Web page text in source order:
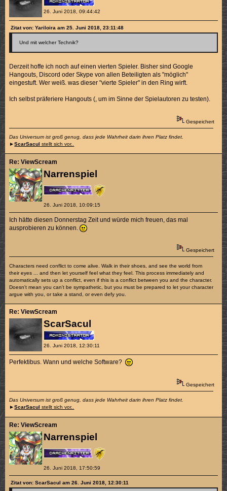
26. Juni 2018, 09:44:42
Zitat von: Yariloira am 25. Juni 2018, 23:11:48
Und mit welcher Technik?
Derzeit hoffe ich noch auf einen vierten Spieler. Bisher sind Google
Hangouts, Discord oder Skype von allen Beteiligten als "möglich"
eingestuft. Wer weiß. was dieser "vierte Spieler" in den Ring wirft.
Ich selbst präferiere Hangouts (, um im Sinne der Spielautoren zu testen).
Gespeichert
Das Universum ist groß genug, dass jede Wahrheit darin ihren Platz findet.
►ScarSacul stellt sich vor..
Narrenspiel
26. Juni 2018, 10:09:15
Re: ViewScream
Ich hätte diesen Donnerstag Zeit und würde mich freuen, das mal
ausprobieren zu können.
Gespeichert
Characters need conflict to come alive. Walk in their shoes, and see the world from
their eyes ... and then let yourself feel what they feel. This process immediately and
automatically sets up a conflict, even if this is a conflict between you and the character.
Doesn't mean you can't be sympathetic, but you must be prepared to let your character
argue with you, or take a stand, or even defy you.
ScarSacul
26. Juni 2018, 12:30:11
Re: ViewScream
Perfektibus. Wann und welche Software?
Gespeichert
Das Universum ist groß genug, dass jede Wahrheit darin ihren Platz findet.
►ScarSacul stellt sich vor..
Narrenspiel
26. Juni 2018, 17:50:59
Re: ViewScream
Zitat von: ScarSacul am 26. Juni 2018, 12:30:11